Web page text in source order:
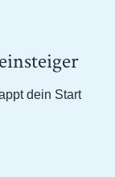
dein Start